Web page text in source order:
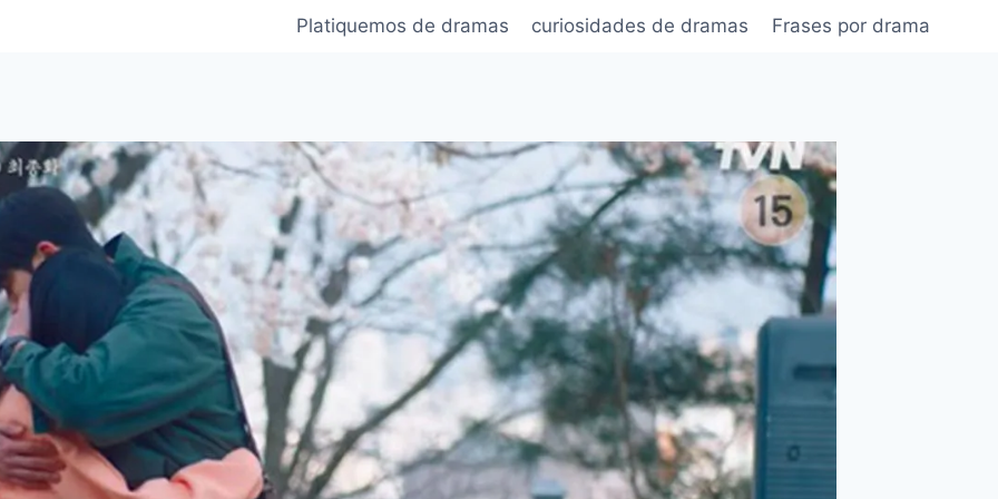
Platiquemos de dramas curiosidades de dramas Frases por drama